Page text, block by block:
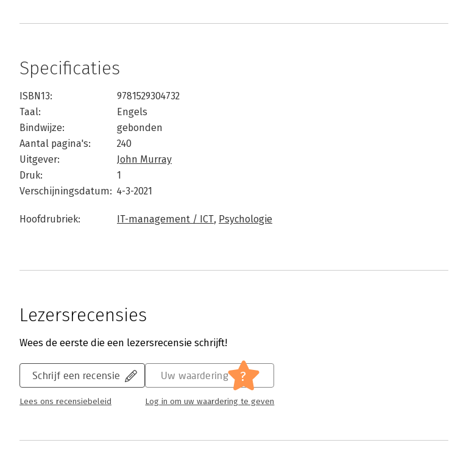
Specificaties
ISBN13:
9781529304732
Taal:
Engels
Bindwijze:
gebonden
Aantal pagina's:
240
Uitgever:
John Murray
Druk:
1
Verschijningsdatum: 4-3-2021
Hoofdrubriek: IT-management / ICT, Psychologie
Lezersrecensies
Wees de eerste die een lezersrecensie schrijft!
Schrijf een recensie
Lees ons recensiebeleid
Uw waardering ?
Log in om uw waardering te geven